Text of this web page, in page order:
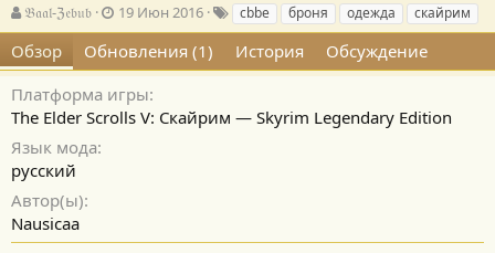
А
в
т
о
р
𝔅𝔞𝔞𝔩-ℨ𝔢𝔟𝔲𝔟
Д
а
т
а
с
о
19 Июн 2016
е
г
и
cbbe броня одежда скайрим
Обзор Обновления (1) История
Обсуждение
Платформа игры
The Elder Scrolls V: Скайрим — Skyrim Legendary Edition
Язык мода
русский
Автор(ы)
Nausicaa